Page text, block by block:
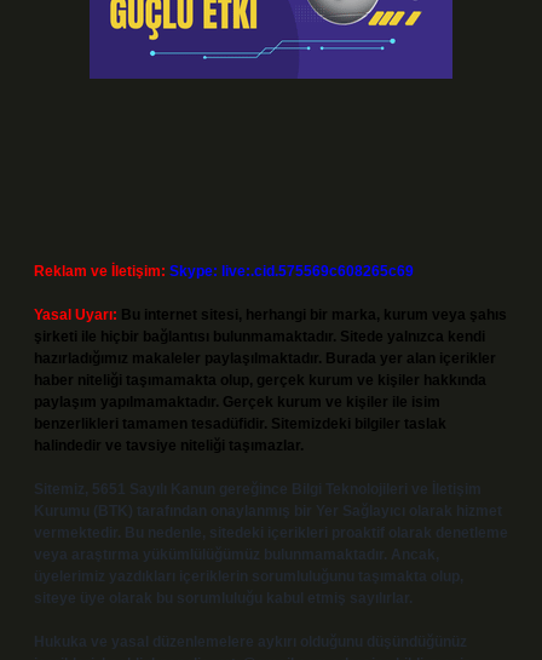
Reklam ve İletişim: Skype: live:.cid.575569c608265c69
Yasal Uyarı: Bu internet sitesi, herhangi bir marka, kurum veya şahıs
şirketi ile hiçbir bağlantısı bulunmamaktadır. Sitede yalnızca kendi
hazırladığımız makaleler paylaşılmaktadır. Burada yer alan içerikler
haber niteliği taşımamakta olup, gerçek kurum ve kişiler hakkında
paylaşım yapılmamaktadır. Gerçek kurum ve kişiler ile isim
benzerlikleri tamamen tesadüfidir. Sitemizdeki bilgiler taslak
halindedir ve tavsiye niteliği taşımazlar.
Sitemiz, 5651 Sayılı Kanun gereğince Bilgi Teknolojileri ve İletişim
Kurumu (BTK) tarafından onaylanmış bir Yer Sağlayıcı olarak hizmet
vermektedir. Bu nedenle, sitedeki içerikleri proaktif olarak denetleme
veya araştırma yükümlülüğümüz bulunmamaktadır. Ancak,
üyelerimiz yazdıkları içeriklerin sorumluluğunu taşımakta olup,
siteye üye olarak bu sorumluluğu kabul etmiş sayılırlar.
Hukuka ve yasal düzenlemelere aykırı olduğunu düşündüğünüz